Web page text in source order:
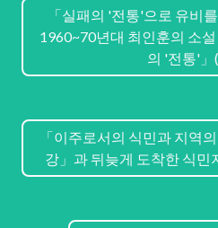
「실패의 '전통'으로 유비
1960~70년대 최인훈의 소
의 '전통'」
「이주로서의 식민과 지역
강」과 뒤늦게 도착한 식민